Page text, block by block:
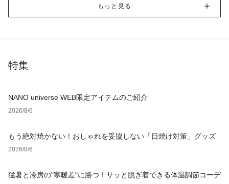
もっと見る
特集
NANO universe WEB限定アイテムのご紹介
2026/8/6
もう絶対焼かない！おしゃれを妥協しない「日焼け対策」グッズ
2026/8/6
猛暑と冷房の"寒暖差"に勝つ！サッと脱ぎ着できる体温調節コーデ